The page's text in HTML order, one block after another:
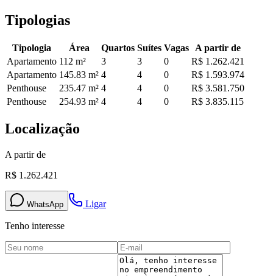
Tipologias
Tipologia Área Quartos Suítes Vagas
A partir de
Apartamento 112 m² 3 3 0
R$ 1.262.421
Apartamento 145.83 m² 4 4 0
R$ 1.593.974
Penthouse
235.47 m² 4 4 0
R$ 3.581.750
Penthouse
254.93 m² 4 4 0 R$ 3.835.115
Localização
A partir de
R$ 1.262.421
WhatsApp Ligar
Tenho interesse